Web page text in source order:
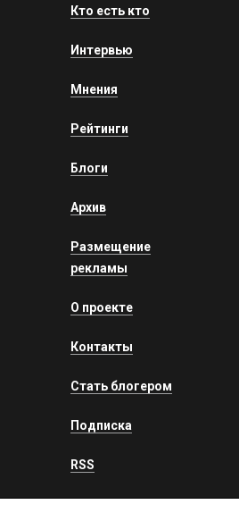
Кто есть кто
Интервью
Мнения
Рейтинги
Блоги
Архив
Размещение
рекламы
О проекте
Контакты
Стать блогером
Подписка
RSS